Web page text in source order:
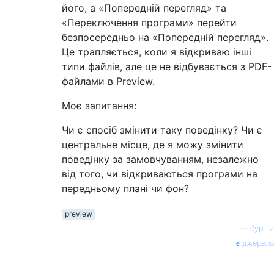
його, а «Попередній перегляд» та
«Переключення програми» перейти
безпосередньо на «Попередній перегляд».
Це трапляється, коли я відкриваю інші
типи файлів, але це не відбувається з PDF-
файлами в Preview.
Моє запитання:
Чи є спосіб змінити таку поведінку? Чи є
центральне місце, де я можу змінити
поведінку за замовчуванням, незалежно
від того, чи відкриваються програми на
передньому плані чи фон?
preview
буріти
джерело